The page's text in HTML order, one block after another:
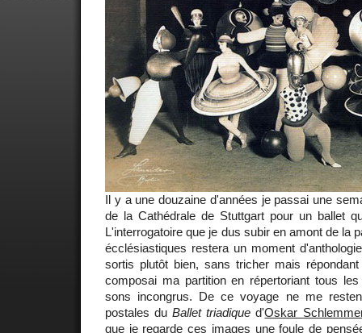
Il y a une douzaine d'années je passai une
de la Cathédrale de Stuttgart pour un ballet
L'interrogatoire que je dus subir en amont de la
écclésiastiques restera un moment
sortis plutôt bien, sans tricher mais
composai ma partition en répertoriant tous
sons incongrus. De ce voyage ne me
postales duBallet triadique d'Oskar
que je regarde ces images une foule de